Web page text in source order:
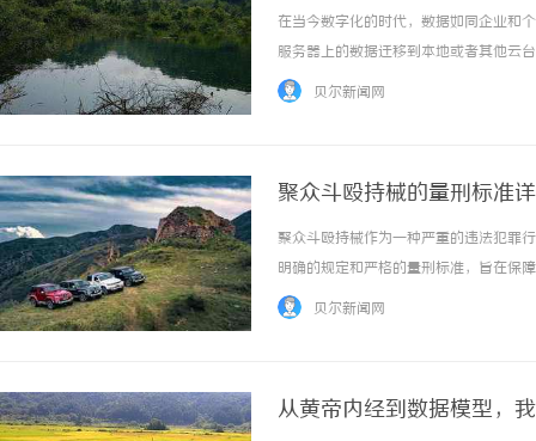
在当今数字化的时代，数据如同企业和
服务器上的数据迁移到本地或者其他云
含着新的机遇，比如提升数据的可控性
贝尔新闻网
聚众斗殴持械的量刑标准
聚众斗殴持械作为一种严重的违法犯罪
明确的规定和严格的量刑标准，旨在保
械斗殴则指斗殴过程中使用刀具、棍棒
贝尔新闻网
从黄帝内经到数据模型，